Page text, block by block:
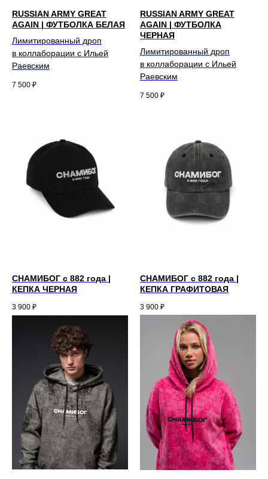
RUSSIAN ARMY GREAT
AGAIN | ФУТБОЛКА БЕЛАЯ
Лимитированный дроп
в коллаборации с Ильей
Раевским
7 500 ₽
RUSSIAN ARMY GREAT
AGAIN | ФУТБОЛКА
ЧЕРНАЯ
Лимитированный дроп
в коллаборации с Ильей
Раевским
7 500 ₽
СНАМИБОГ с 882 года |
КЕПКА ЧЕРНАЯ
3 900 ₽
СНАМИБОГ с 882 года |
КЕПКА ГРАФИТОВАЯ
3 900 ₽
КАТАЛОГ ИНСТАГРАМ*
ТЕЛЕГРАМ ПОДДЕРЖКА